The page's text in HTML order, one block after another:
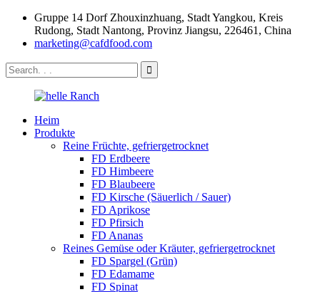
Gruppe 14 Dorf Zhouxinzhuang, Stadt Yangkou, Kreis
Rudong, Stadt Nantong, Provinz Jiangsu, 226461, China
marketing@cafdfood.com
Heim
Produkte
Reine Früchte, gefriergetrocknet
FD Erdbeere
FD Himbeere
FD Blaubeere
FD Kirsche (Säuerlich / Sauer)
FD Aprikose
FD Pfirsich
FD Ananas
Reines Gemüse oder Kräuter, gefriergetrocknet
FD Spargel (Grün)
FD Edamame
FD Spinat